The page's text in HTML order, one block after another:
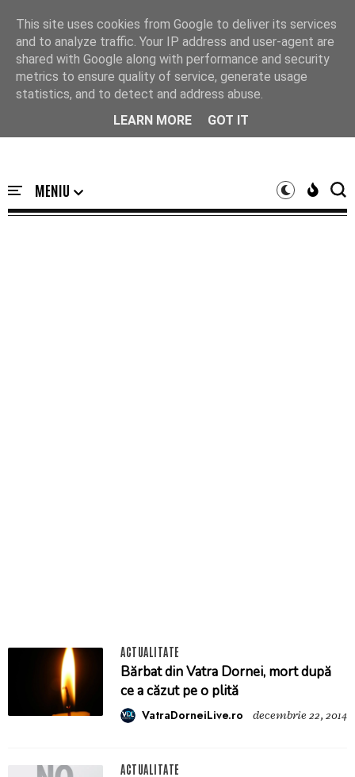
ACTUALITATE
Bărbat din Vatra Dornei, mort după
ce a căzut pe o plită
VatraDorneiLive.ro decembrie 22, 2014
ACTUALITATE
This site uses cookies from Google to deliver its services
and to analyze traffic. Your IP address and user-agent are
shared with Google along with performance and security
metrics to ensure quality of service, generate usage
statistics, and to detect and address abuse.
LEARN MORE
GOT IT